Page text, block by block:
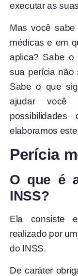
executar as
Mas você
médicas e em
aplica? Sabe o
sua perícia não
Sabe o que
ajudar você
elaboramos
Perícia
O que é
INSS?
Ela consiste
realizado por
do INSS.
De caráter